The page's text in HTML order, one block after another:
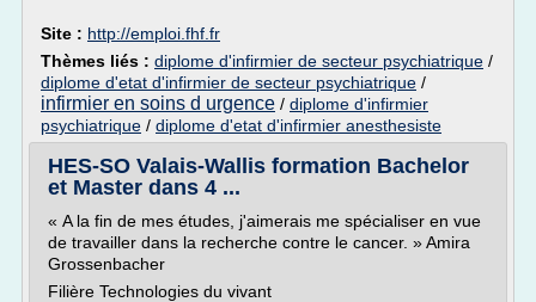
Site : http://emploi.fhf.fr
Thèmes liés : diplome d'infirmier de secteur psychiatrique /
diplome d'etat d'infirmier de secteur psychiatrique /
infirmier en soins d urgence / diplome d'infirmier
psychiatrique / diplome d'etat d'infirmier anesthesiste
HES-SO Valais-Wallis formation Bachelor
et Master dans 4 ...
« A la fin de mes études, j'aimerais me spécialiser en vue
de travailler dans la recherche contre le cancer. » Amira
Grossenbacher
Filière Technologies du vivant